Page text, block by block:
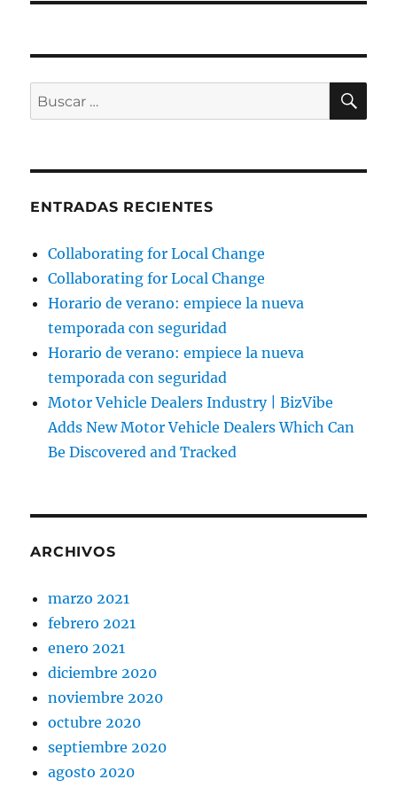
Buscar
por:
ENTRADAS RECIENTES
Collaborating for Local Change
Collaborating for Local Change
Horario de verano: empiece la nueva
temporada con seguridad
Horario de verano: empiece la nueva
temporada con seguridad
Motor Vehicle Dealers Industry | BizVibe
Adds New Motor Vehicle Dealers Which Can
Be Discovered and Tracked
ARCHIVOS
marzo 2021
febrero 2021
enero 2021
diciembre 2020
noviembre 2020
octubre 2020
septiembre 2020
agosto 2020